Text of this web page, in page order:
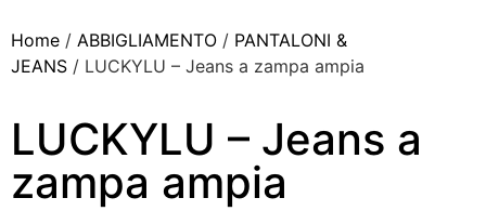
Home / ABBIGLIAMENTO / PANTALONI &
JEANS / LUCKYLU – Jeans a zampa ampia
LUCKYLU – Jeans a
zampa ampia